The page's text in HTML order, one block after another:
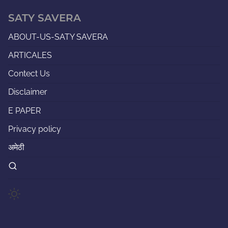
SATY SAVERA
ABOUT-US-SATY SAVERA
ARTICALES
Contect Us
Disclaimer
E PAPER
Privacy policy
अमेठी